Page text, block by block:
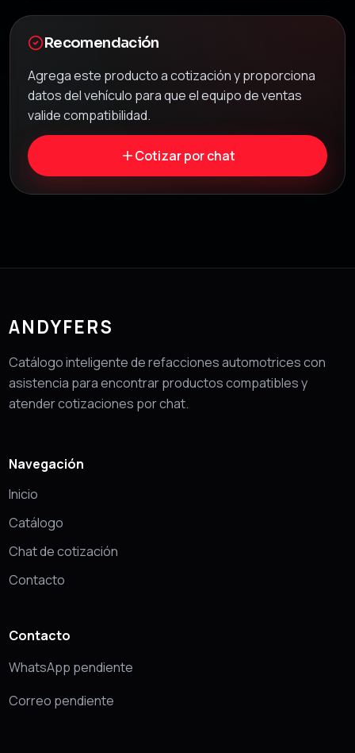
Recomendación
Agrega este producto a cotización y proporciona
datos del vehículo para que el equipo de ventas
valide compatibilidad.
Cotizar por chat
ANDYFERS
Catálogo inteligente de refacciones automotrices con
asistencia para encontrar productos compatibles y
atender cotizaciones por chat.
Navegación
Inicio
Catálogo
Chat de cotización
Contacto
Contacto
WhatsApp pendiente
Correo pendiente